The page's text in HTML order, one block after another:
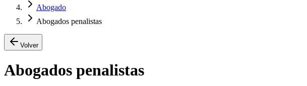
Abogado
Abogados penalistas
Volver
Abogados penalistas